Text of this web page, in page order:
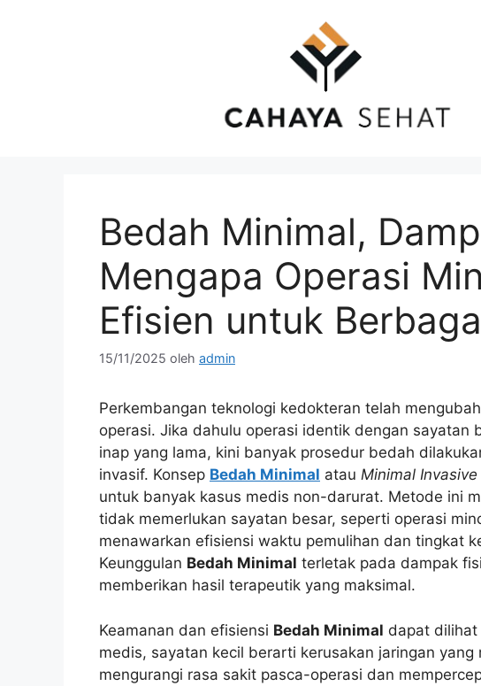
Bedah Minimal,
Mengapa Operasi
Efisien untuk
15/11/2025 oleh admin
Perkembangan teknologi kedokteran telah
operasi. Jika dahulu operasi identik dengan sayatan
inap yang lama, kini banyak prosedur bedah
invasif. Konsep Bedah Minimal atau Minimal
untuk banyak kasus medis non-darurat. Metode ini
tidak memerlukan sayatan besar, seperti operasi
menawarkan efisiensi waktu pemulihan dan tingkat
Keunggulan Bedah Minimal terletak pada dampak
memberikan hasil terapeutik yang maksimal.
Keamanan dan efisiensi Bedah Minimal dapat
medis, sayatan kecil berarti kerusakan jaringan yang
mengurangi rasa sakit pasca-operasi dan